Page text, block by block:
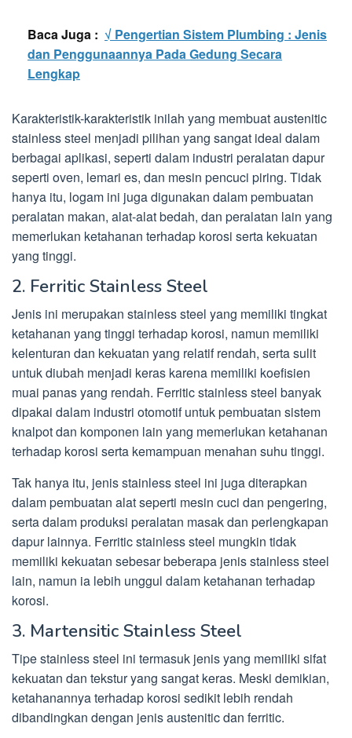
Baca Juga : √ Pengertian Sistem Plumbing : Jenis
dan Penggunaannya Pada Gedung Secara
Lengkap
Karakteristik-karakteristik inilah yang membuat austenitic
stainless steel menjadi pilihan yang sangat ideal dalam
berbagai aplikasi, seperti dalam industri peralatan dapur
seperti oven, lemari es, dan mesin pencuci piring. Tidak
hanya itu, logam ini juga digunakan dalam pembuatan
peralatan makan, alat-alat bedah, dan peralatan lain yang
memerlukan ketahanan terhadap korosi serta kekuatan
yang tinggi.
2. Ferritic Stainless Steel
Jenis ini merupakan stainless steel yang memiliki tingkat
ketahanan yang tinggi terhadap korosi, namun memiliki
kelenturan dan kekuatan yang relatif rendah, serta sulit
untuk diubah menjadi keras karena memiliki koefisien
muai panas yang rendah. Ferritic stainless steel banyak
dipakai dalam industri otomotif untuk pembuatan sistem
knalpot dan komponen lain yang memerlukan ketahanan
terhadap korosi serta kemampuan menahan suhu tinggi.
Tak hanya itu, jenis stainless steel ini juga diterapkan
dalam pembuatan alat seperti mesin cuci dan pengering,
serta dalam produksi peralatan masak dan perlengkapan
dapur lainnya. Ferritic stainless steel mungkin tidak
memiliki kekuatan sebesar beberapa jenis stainless steel
lain, namun ia lebih unggul dalam ketahanan terhadap
korosi.
3. Martensitic Stainless Steel
Tipe stainless steel ini termasuk jenis yang memiliki sifat
kekuatan dan tekstur yang sangat keras. Meski demikian,
ketahanannya terhadap korosi sedikit lebih rendah
dibandingkan dengan jenis austenitic dan ferritic.